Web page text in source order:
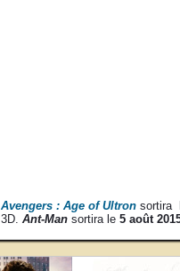
Avengers : Age of Ultronsortira
3D. Ant-Mansortira le 5 août